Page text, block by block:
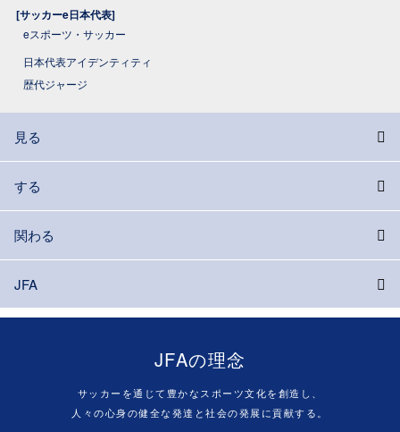
[サッカーe日本代表]
eスポーツ・サッカー
日本代表アイデンティティ
歴代ジャージ
見る
する
関わる
JFA
JFAの理念
サッカーを通じて豊かなスポーツ文化を創造し、
人々の心身の健全な発達と社会の発展に貢献する。